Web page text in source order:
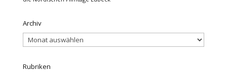
Archiv
Archiv
Rubriken